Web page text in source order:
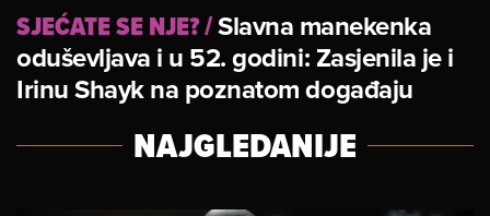
SJEĆATE SE NJE?/Slavna manekenka
oduševljava i u 52. godini: Zasjenila je i
Irinu Shayk na poznatom događaju
NAJGLEDANIJE